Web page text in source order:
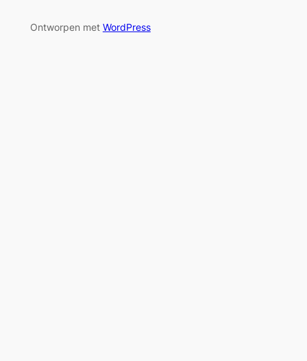
Ontworpen met WordPress